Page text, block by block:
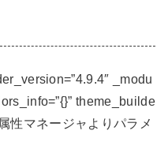
_modu
theme_builde
性マネージャよりパラメ